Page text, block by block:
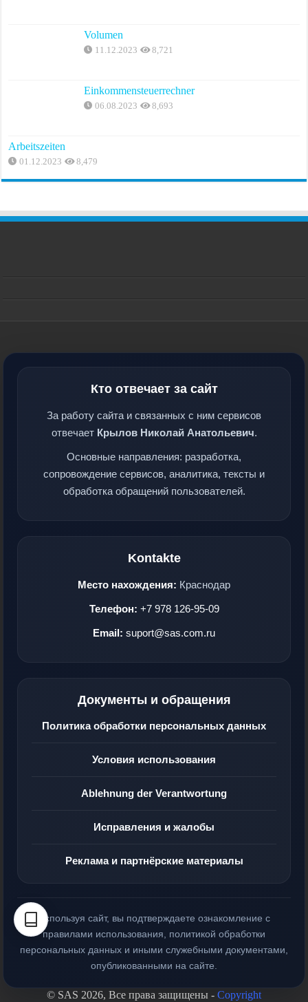
Volumen
11.12.2023 8,721
Einkommensteuerrechner
06.08.2023 8,693
Arbeitszeiten
01.12.2023 8,479
Кто отвечает за сайт
За работу сайта и связанных с ним сервисов
отвечает Крылов Николай Анатольевич.
Основные направления: разработка,
сопровождение сервисов, аналитика, тексты и
обработка обращений пользователей.
Kontakte
Место нахождения: Краснодар
Телефон: +7 978 126-95-09
Email: suport@sas.com.ru
Документы и обращения
Политика обработки персональных данных
Условия использования
Ablehnung der Verantwortung
Исправления и жалобы
Реклама и партнёрские материалы
Используя сайт, вы подтверждаете ознакомление с
правилами использования, политикой обработки
персональных данных и иными служебными документами,
опубликованными на сайте.
© SAS 2026, Все права защищены - Copyright